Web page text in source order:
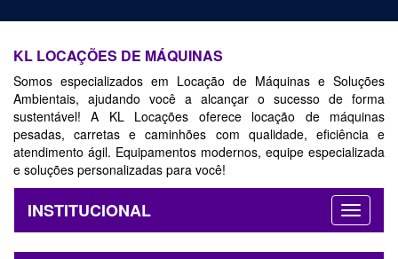
KL LOCAÇÕES DE MÁQUINAS
Somos especializados em Locação de Máquinas e Soluções
Ambientais, ajudando você a alcançar o sucesso de forma
sustentável! A KL Locações oferece locação de máquinas
pesadas, carretas e caminhões com qualidade, eficiência e
atendimento ágil. Equipamentos modernos, equipe especializada
e soluções personalizadas para você!
INSTITUCIONAL